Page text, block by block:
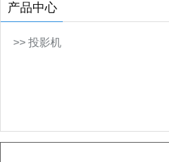
产品中心
>> 投影机